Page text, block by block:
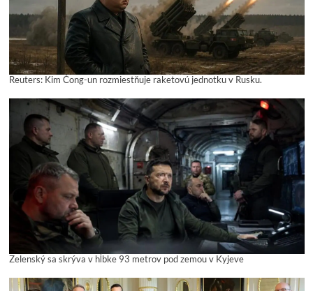
Reuters: Kim Čong-un rozmiestňuje raketovú jednotku v Rusku.
Zelenský sa skrýva v hĺbke 93 metrov pod zemou v Kyjeve